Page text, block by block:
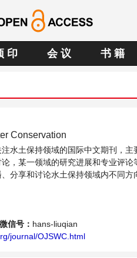
印 会 议 书 籍
Conservation
注水土保持领域的国际中文期刊，
，某一领域的研究进展和专业评
分享和讨论水土保持领域内不同方
微信号： hans-liuqian
journal/OJSWC.html